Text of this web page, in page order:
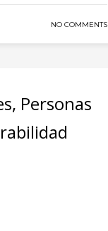
NO COMMENTS
Personas